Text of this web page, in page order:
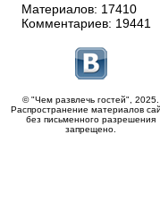
Материалов: 17410
Комментариев: 19441
© "Чем развлечь гостей", 2025.
Распространение материалов
без письменного разрешения
запрещено.